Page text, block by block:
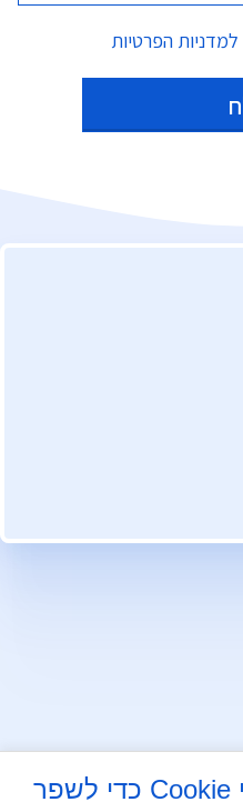
למדניות הפרטיות
אנו משתמשים בקובצי Cookie כדי לשפר